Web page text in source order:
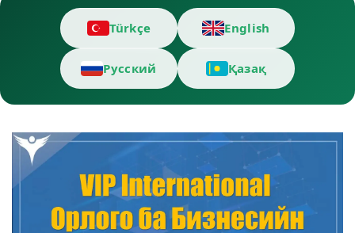
Türkçe English
Русский Қазақ